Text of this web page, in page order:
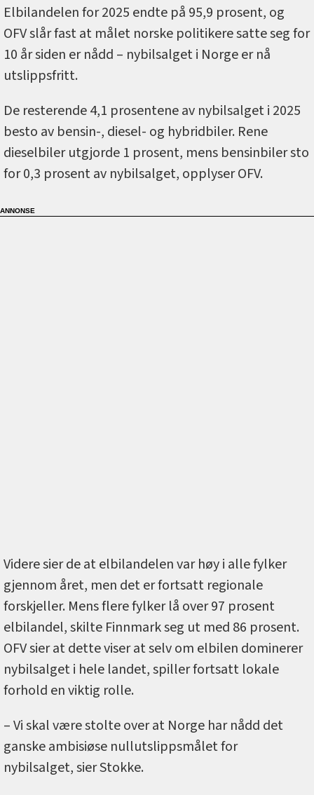
Elbilandelen for 2025 endte på 95,9 prosent, og
OFV slår fast at målet norske politikere satte seg for
10 år siden er nådd – nybilsalget i Norge er nå
utslippsfritt.
De resterende 4,1 prosentene av nybilsalget i 2025
besto av bensin-, diesel- og hybridbiler. Rene
dieselbiler utgjorde 1 prosent, mens bensinbiler sto
for 0,3 prosent av nybilsalget, opplyser OFV.
Videre sier de at elbilandelen var høy i alle fylker
gjennom året, men det er fortsatt regionale
forskjeller. Mens flere fylker lå over 97 prosent
elbilandel, skilte Finnmark seg ut med 86 prosent.
OFV sier at dette viser at selv om elbilen dominerer
nybilsalget i hele landet, spiller fortsatt lokale
forhold en viktig rolle.
– Vi skal være stolte over at Norge har nådd det
ganske ambisiøse nullutslippsmålet for
nybilsalget, sier Stokke.